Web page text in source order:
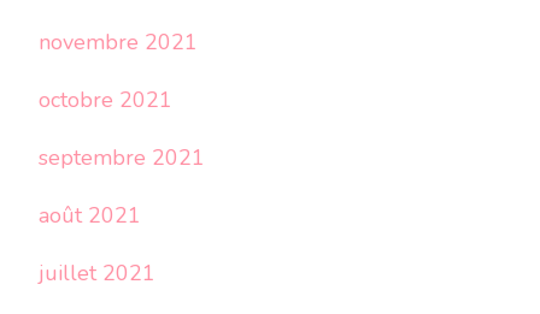
novembre 2021
octobre 2021
septembre 2021
août 2021
juillet 2021